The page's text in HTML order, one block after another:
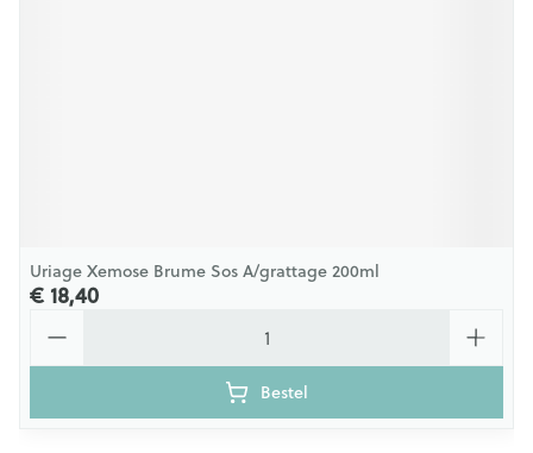
Uriage Xemose Brume Sos A/grattage 200ml
€ 18,40
Bestel